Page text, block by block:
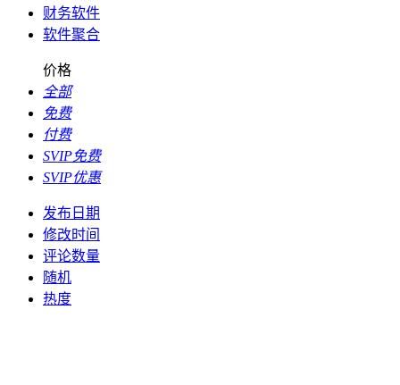
财务软件
软件聚合
价格
全部
免费
付费
SVIP免费
SVIP优惠
发布日期
修改时间
评论数量
随机
热度